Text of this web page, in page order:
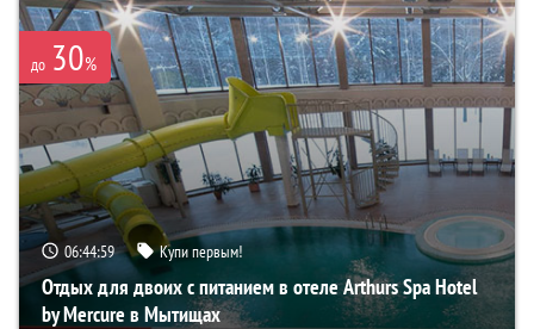
до 30%
06:44:57 Купи первым!
Отдых для двоих с питанием в отеле Arthurs Spa Hotel
by Mercure в Мытищах